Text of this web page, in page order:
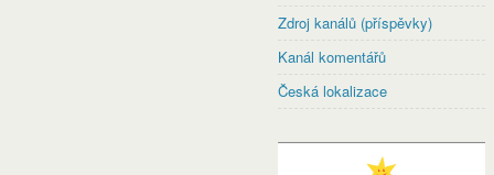
Zdroj kanálů (příspěvky)
Kanál komentářů
Česká lokalizace